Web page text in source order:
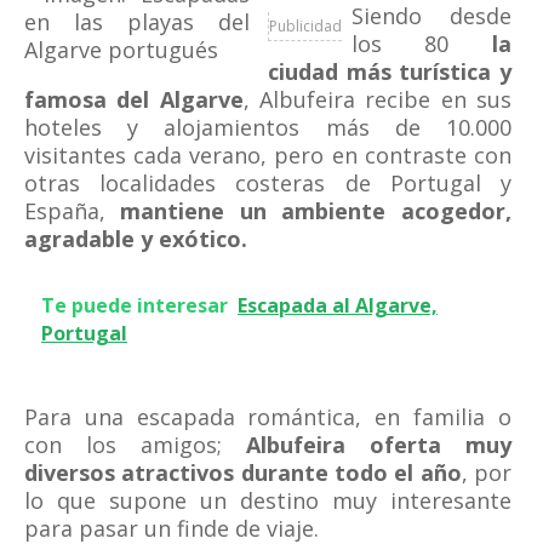
Publicidad Siendo desde
los 80 la
ciudad más turística y
famosa del Algarve, Albufeira recibe en sus
hoteles y alojamientos más de 10.000
visitantes cada verano, pero en contraste con
otras localidades costeras de Portugal y
España, mantiene un ambiente acogedor,
agradable y exótico.
Te puede interesar Escapada al Algarve,
Portugal
Para una escapada romántica, en familia o
con los amigos; Albufeira oferta muy
diversos atractivos durante todo el año, por
lo que supone un destino muy interesante
para pasar un finde de viaje.